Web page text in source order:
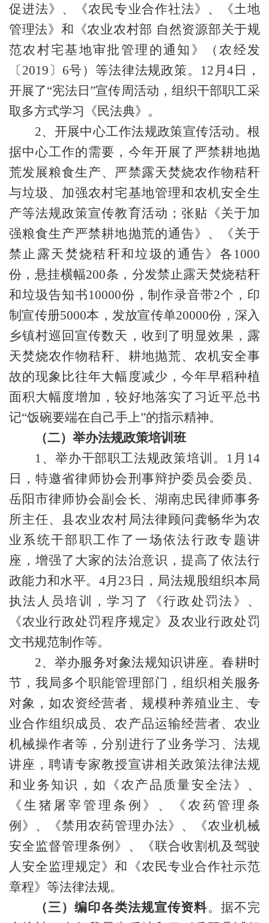
促进法》、《农民专业合作社法》、《土地
管理法》和《农业农村部 自然资源部关于规
范农村宅基地审批管理的通知》（农经发
〔 2019〕6号）等法律法规政策。 12月4日，
开展了“宪法日”宣传周活动，组织干部职工采
取多方式学习《民法典》。
2、 开展中心工作法规政策宣传活动。根
据中心工作的需要，今年开展了严禁耕地抛
荒发展粮食生产、严禁露天焚烧农作物秸秆
与垃圾、加强农村宅基地管理和农机安全生
产等法规政策宣传教育活动；张贴《关于加
强粮食生产严禁耕地抛荒的通告》、《关于
禁止露天焚烧秸秆和垃圾的通告》各 1000
份，悬挂横幅200条，分发禁止露天焚烧秸秆
和垃圾告知书10000份，制作录音带2个，印
制宣传册5000本，发放宣传单20000份，深入
乡镇村巡回宣传数天，收到了明显效果，露
天焚烧农作物秸秆、耕地抛荒、农机安全事
故的现象比往年大幅度减少，今年早稻种植
面积大幅度增加，较好地落实了 习近平总书
记“饭碗要端在自己手上”的指示精神。
（二）举办法规政策培训班
1、举办干部职工法规政策培训。 1月14
日，特邀省律师协会刑事辩护委员会委员、
岳阳市律师协会副会长、湖南忠民律师事务
所主任、县农业农村局法律顾问龚畅华为农
业系统干部职工作了一场依法行政专题讲
座 ，增强了大家的法治意识，提高了依法行
政能力和水平。 4月23日，局法规股组织本局
执法人员培训，学习了《行政处罚法》、
《农业行政处罚程序规定》及农业行政处罚
文书规范制作等。
2、 举办服务对象法规知识讲座。春耕时
节，我局多个职能管理部门，组织相关服务
对象，如农资经营者、规模种养殖业主、专
业合作组织成员 、农产品运输经营者、农业
机械操作者等，分别进行了业务学习、法规
讲座，聘请专家教授宣讲相关政策法律法规
和业务知识，如
《农产品质量安全法》、
《生猪屠宰管理条例》、《农药管理条
例》、《禁用农药管理办法》、《农业机械
安全监督管理条例 》、《联合收割机及驾驶
人安全监理规定》和《农民专业合作社示范
章程》 等法律法规。
（三）编印各类法规宣传资料。据不完